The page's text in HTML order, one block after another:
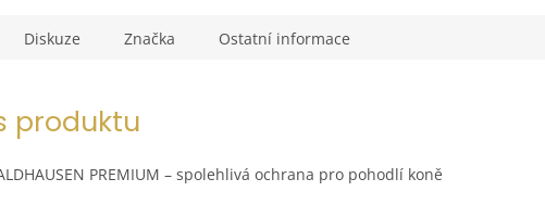
Diskuze Značka Ostatní informace
produktu
PREMIUM – spolehlivá ochrana pro pohodlí koně